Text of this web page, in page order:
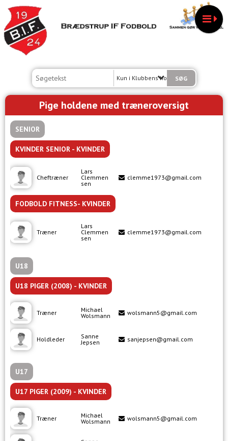
Kun i Klubbens hold
Pige holdene med træneroversigt
SENIOR
KVINDER SENIOR - KVINDER
Cheftræner
Lars
Clemmen
sen
clemme1973@gmail.com
FODBOLD FITNESS- KVINDER
Træner
Lars
Clemmen
sen
clemme1973@gmail.com
U18
U18 PIGER (2008) - KVINDER
Træner
Michael
Wolsmann
wolsmann5@gmail.com
Holdleder
Sanne
Jepsen
sanjepsen@gmail.com
U17
U17 PIGER (2009) - KVINDER
Træner
Michael
Wolsmann
wolsmann5@gmail.com